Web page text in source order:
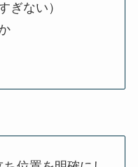
ぎない）